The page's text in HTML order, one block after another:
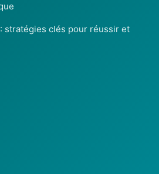
stratégies clés pour réussir et